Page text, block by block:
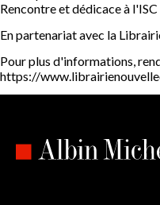
Rencontre et dédicace à
En partenariat avec la
Pour plus d'informations,
https://